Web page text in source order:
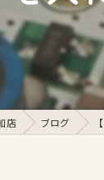
スマホ
ゲーム
店 ブログ